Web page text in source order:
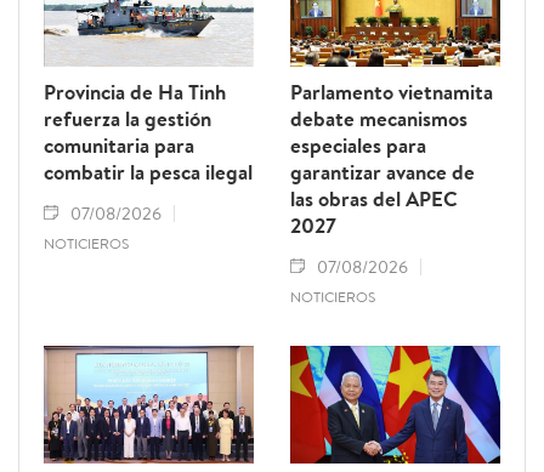
Provincia de Ha Tinh
refuerza la gestión
comunitaria para
combatir la pesca ilegal
07/08/2026
NOTICIEROS
Parlamento vietnamita
debate mecanismos
especiales para
garantizar avance de
las obras del APEC
2027
07/08/2026
NOTICIEROS